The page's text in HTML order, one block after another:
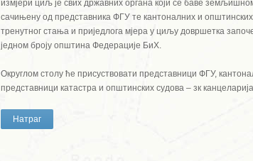
измјери циљ је свих државних органа који се баве
сачињену од представника ФГУ те кантоналних и
тренутног стања и приједлога мјера у циљу довршетка
једном броју општина Федерације БиХ.
Округлом столу ће присуствовати представници ФГУ,
представници катастра и општинских судова – зк
Натраг